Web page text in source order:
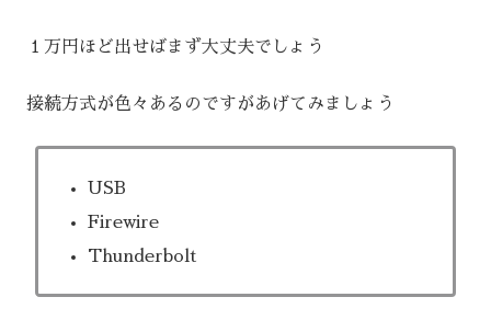
１万円ほど出せばまず大丈夫でしょう
接続方式が色々あるのですがあげてみましょう
USB
Firewire
Thunderbolt